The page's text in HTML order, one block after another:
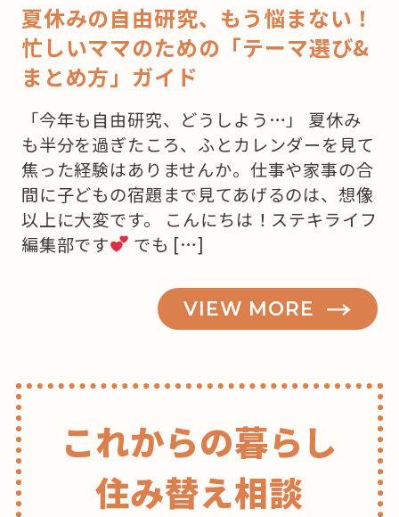
夏休みの自由研究、もう悩まない！
忙しいママのための「テーマ選び&
まとめ方」ガイド
「今年も自由研究、どうしよう…」 夏休み
も半分を過ぎたころ、ふとカレンダーを見て
焦った経験はありませんか。仕事や家事の合
間に子どもの宿題まで見てあげるのは、想像
以上に大変です。 こんにちは！ステキライフ
編集部です
でも […]
VIEW MORE
これからの暮らし
住み替え相談